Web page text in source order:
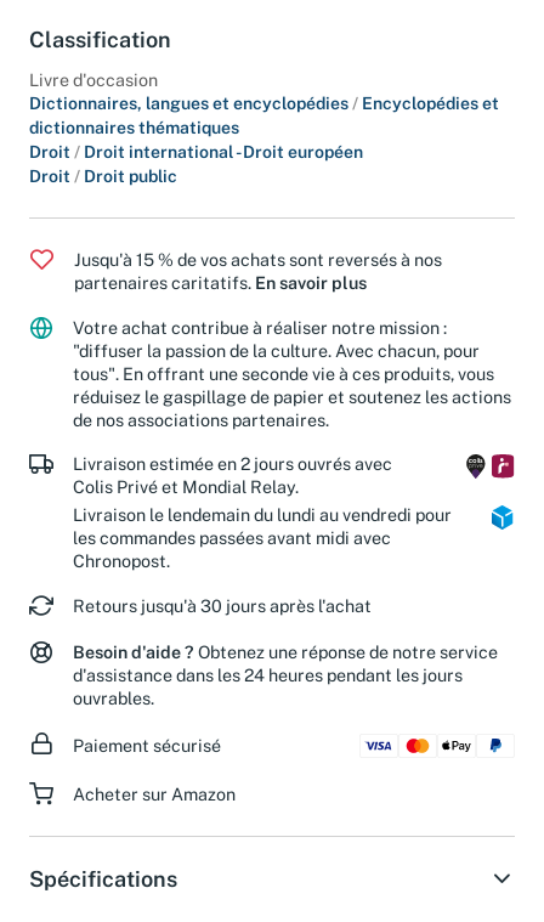
Classification
Livre d'occasion
Dictionnaires, langues et encyclopédies / Encyclopédies et
dictionnaires thématiques
Droit / Droit international - Droit européen
Droit / Droit public
Jusqu'à 15 % de vos achats sont reversés à nos
partenaires caritatifs. En savoir plus
Votre achat contribue à réaliser notre mission :
"diffuser la passion de la culture. Avec chacun, pour
tous". En offrant une seconde vie à ces produits, vous
réduisez le gaspillage de papier et soutenez les actions
de nos associations partenaires.
Livraison estimée en 2 jours ouvrés avec
Colis Privé et Mondial Relay.
Livraison le lendemain du lundi au vendredi pour
les commandes passées avant midi avec
Chronopost.
Retours jusqu'à 30 jours après l'achat
Besoin d'aide ? Obtenez une réponse de notre service
d'assistance dans les 24 heures pendant les jours
ouvrables.
Paiement sécurisé
Acheter sur Amazon
Spécifications